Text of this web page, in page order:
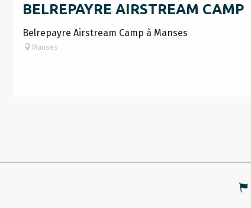
BELREPAYRE AIRSTREAM CAMP
Belrepayre Airstream Camp à Manses
Manses